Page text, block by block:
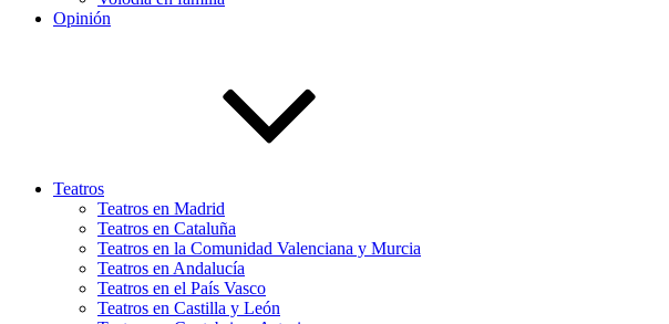
Opinión
Teatros
Teatros en Madrid
Teatros en Cataluña
Teatros en la Comunidad Valenciana y Murcia
Teatros en Andalucía
Teatros en el País Vasco
Teatros en Castilla y León